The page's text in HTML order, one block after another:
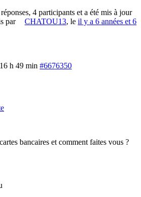
4 participants et a été mis à jour
par
CHATOU13, le il y a 6 années et 6
h 49 min #6676350
bancaires et comment faites vous ?